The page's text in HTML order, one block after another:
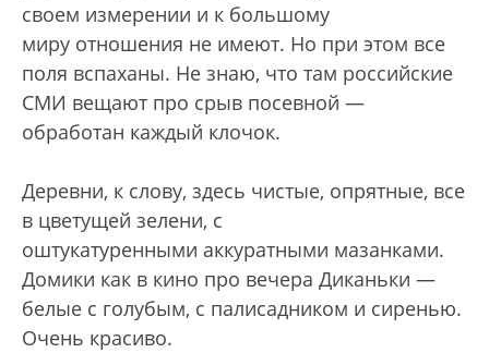
своем измерении и к большому
миру отношения не имеют. Но при этом все
поля вспаханы. Не знаю, что там российские
СМИ вещают про срыв посевной —
обработан каждый клочок.
Деревни, к слову, здесь чистые, опрятные, все
в цветущей зелени, с
оштукатуренными аккуратными мазанками.
Домики как в кино про вечера Диканьки —
белые с голубым, с палисадником и сиренью.
Очень красиво.